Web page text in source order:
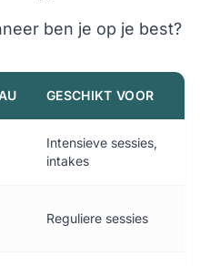
ben je op je best?
GESCHIKT VOOR
Intensieve sessies,
intakes
Reguliere sessies